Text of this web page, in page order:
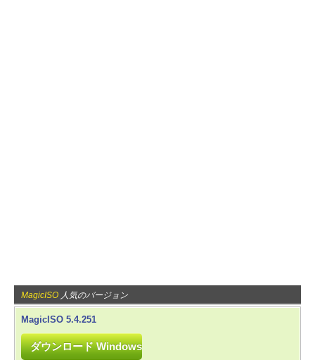
MagicISO 人気のバージョン
MagicISO 5.4.251